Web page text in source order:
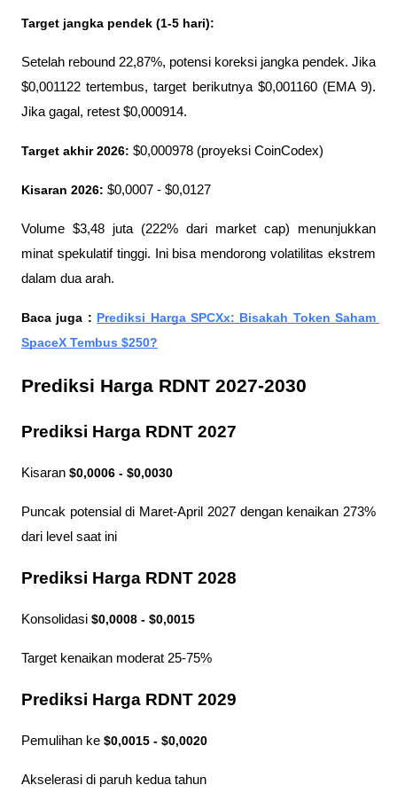
Target jangka pendek (1-5 hari):
Setelah rebound 22,87%, potensi koreksi jangka pendek. Jika
$0,001122 tertembus, target berikutnya $0,001160 (EMA 9).
Jika gagal, retest $0,000914.
Target akhir 2026: $0,000978 (proyeksi CoinCodex)
Kisaran 2026: $0,0007 - $0,0127
Volume $3,48 juta (222% dari market cap) menunjukkan
minat spekulatif tinggi. Ini bisa mendorong volatilitas ekstrem
dalam dua arah.
Baca juga : Prediksi Harga SPCXx: Bisakah Token Saham
SpaceX Tembus $250?
Prediksi Harga RDNT 2027-2030
Prediksi Harga RDNT 2027
Kisaran $0,0006 - $0,0030
Puncak potensial di Maret-April 2027 dengan kenaikan 273%
dari level saat ini
Prediksi Harga RDNT 2028
Konsolidasi $0,0008 - $0,0015
Target kenaikan moderat 25-75%
Prediksi Harga RDNT 2029
Pemulihan ke $0,0015 - $0,0020
Akselerasi di paruh kedua tahun